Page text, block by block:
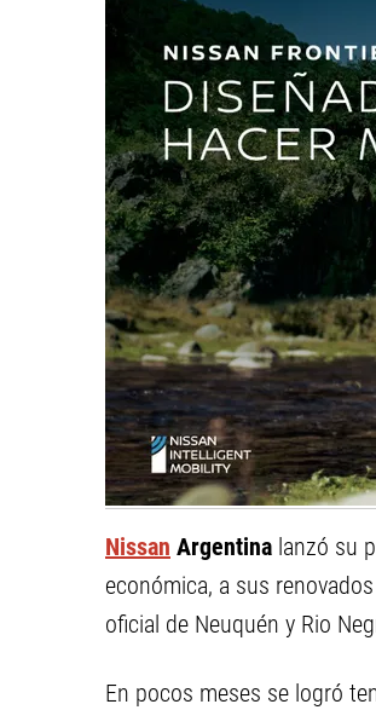
Nissan Argentina lanzó su
económica, a sus
oficial de Neuquén y Rio
En pocos meses se logró